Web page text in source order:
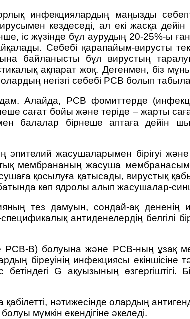
инфекциялардың маңызды
кездеседі, ал екі жасқа
іс жүзінде бұл аурудың 20-25%-ы
Себебі қарапайым-вирусты
байланысты бұл вирустың
ақпарат жоқ. Дегенмен, біз
негізгі себебі РСВ болып
Алайда, РСВ фомиттерде
сағат бойы және теріде – жарты
балалар бірнеше аптаға дейін
жасушаларымен бірігуі
мембрананың жасуша
қосылуға қатысады, вирустық
көп ядролы алып жасушалар-
тез дамуын, сондай-ақ дененің
антиденелердің белгілі
В) болуына және РСВ-ның ұзақ
біреуінің инфекциясы
G ақуызының
нәтижесінде олардың
мүмкін екендігіне әкеледі.